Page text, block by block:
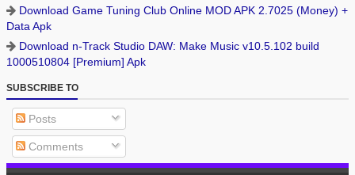
Download Game Tuning Club Online MOD APK 2.7025 (Money) +
Data Apk
Download n-Track Studio DAW: Make Music v10.5.102 build
1000510804 [Premium] Apk
SUBSCRIBE TO
Posts
Comments